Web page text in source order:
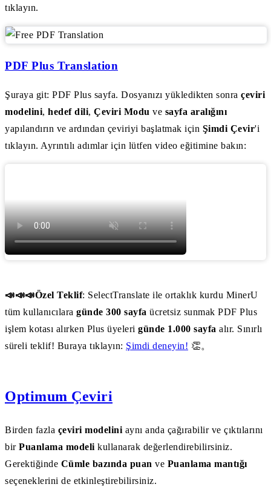
tıklayın.
PDF Plus Translation
Şuraya git: PDF Plus sayfa. Dosyanızı yükledikten sonra çeviri
modelini, hedef dili, Çeviri Modu ve sayfa aralığını
yapılandırın ve ardından çeviriyi başlatmak için Şimdi Çevir'i
tıklayın. Ayrıntılı adımlar için lütfen video eğitimine bakın:
📣📣📣Özel Teklif: SelectTranslate ile ortaklık kurdu MinerU
tüm kullanıcılara günde 300 sayfa ücretsiz sunmak PDF Plus
işlem kotası alırken Plus üyeleri günde 1.000 sayfa alır. Sınırlı
süreli teklif! Buraya tıklayın: Şimdi deneyin! 👏。
Optimum Çeviri
Birden fazla çeviri modelini aynı anda çağırabilir ve çıktılarını
bir Puanlama modeli kullanarak değerlendirebilirsiniz.
Gerektiğinde Cümle bazında puan ve Puanlama mantığı
seçeneklerini de etkinleştirebilirsiniz.